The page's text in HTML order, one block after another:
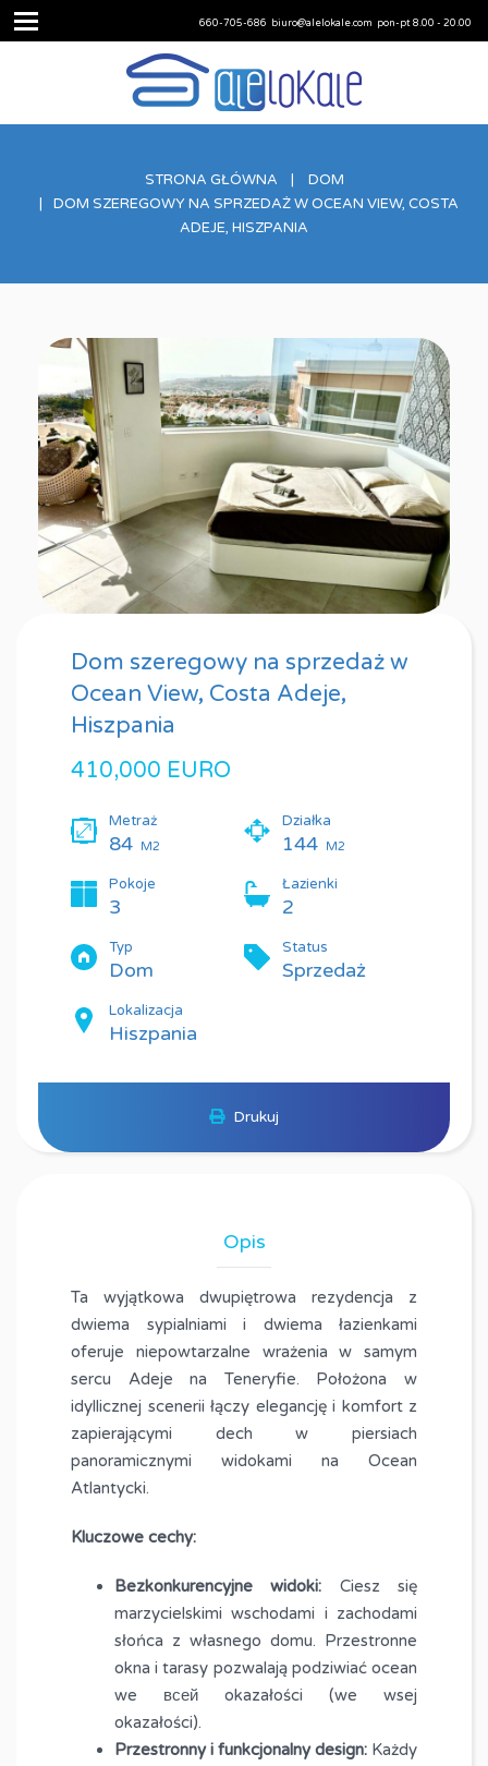
660-705-686 biuro@alelokale.com pon-pt 8.00 - 20.00
STRONA GŁÓWNA
DOM
DOM SZEREGOWY NA SPRZEDAŻ W OCEAN VIEW, COSTA
ADEJE, HISZPANIA
Dom szeregowy na sprzedaż w
Ocean View, Costa Adeje,
Hiszpania
410,000 EURO
Metraż
84 M2
Działka
144 M2
Pokoje
3
Łazienki
2
Typ
Dom
Status
Sprzedaż
Lokalizacja
Hiszpania
Drukuj
Opis
Ta wyjątkowa dwupiętrowa rezydencja z
dwiema sypialniami i dwiema łazienkami
oferuje niepowtarzalne wrażenia w samym
sercu Adeje na Teneryfie. Położona w
idyllicznej scenerii łączy elegancję i komfort z
zapierającymi dech w piersiach
panoramicznymi widokami na Ocean
Atlantycki.
Kluczowe cechy:
Bezkonkurencyjne widoki: Ciesz się
marzycielskimi wschodami i zachodami
słońca z własnego domu. Przestronne
okna i tarasy pozwalają podziwiać ocean
we всей okazałości (we wsej
okazałości).
Przestronny i funkcjonalny design: Każdy